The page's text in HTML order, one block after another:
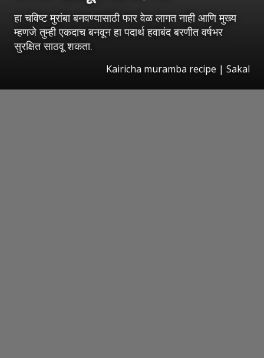
हा चविष्ट मुरांबा बनवण्यासाठी फार वेळ लागत नाही आणि मुख्य
म्हणजे तुम्ही एकदाच बनवून हा पदार्थ हवाबंद बरणीत वर्षभर
सुरक्षित साठवू शकता.
Kairicha muramba recipe | Sakal